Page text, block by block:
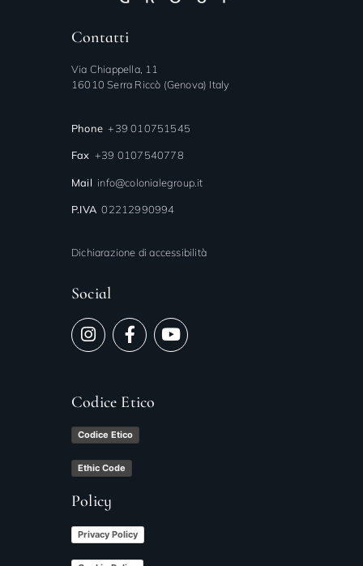
Contatti
Via Chiappella, 11
16010 Serra Riccò (Genova) Italy
Phone +39 010751545
Fax +39 0107540778
Mail info@colonialegroup.it
P.IVA 02212990994
Dichiarazione di accessibilità
Social
Codice Etico
Codice Etico
Ethic Code
Policy
Privacy Policy